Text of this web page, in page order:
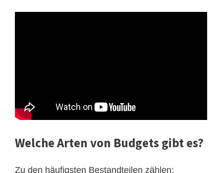
Welche Arten von Budgets gibt es?
Zu den häufigsten Bestandteilen zählen: